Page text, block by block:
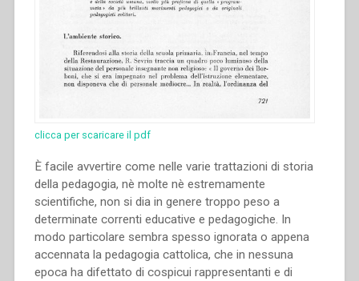
clicca per scaricare il pdf
È facile avvertire come nelle varie trattazioni di storia
della pedagogia, nè molte nè estremamente
scientifiche, non si dia in genere troppo peso a
determinate correnti educative e pedagogiche. In
modo particolare sembra spesso ignorata o appena
accennata la pedagogia cattolica, che in nessuna
epoca ha difettato di cospicui rappresentanti e di